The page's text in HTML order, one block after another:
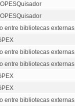
entre bibliotecas externas
entre bibliotecas externas
entre bibliotecas externas
entre bibliotecas externas